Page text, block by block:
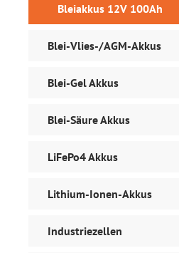
Bleiakkus 12V 100Ah
Blei-Vlies-/AGM-Akkus
Blei-Gel Akkus
Blei-Säure Akkus
LiFePo4 Akkus
Lithium-Ionen-Akkus
Industriezellen